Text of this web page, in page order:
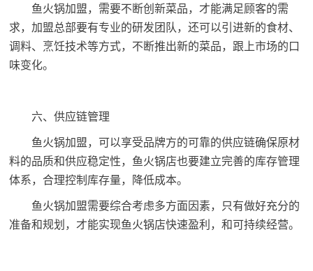
鱼火锅加盟，需要不断创新菜品，才能满足顾客的需
求，加盟总部要有专业的研发团队，还可以引进新的食材、
调料、烹饪技术等方式，不断推出新的菜品，跟上市场的口
味变化。
六、供应链管理
鱼火锅加盟，可以享受品牌方的可靠的供应链确保原材
料的品质和供应稳定性，鱼火锅店也要建立完善的库存管理
体系，合理控制库存量，降低成本。
鱼火锅加盟需要综合考虑多方面因素，只有做好充分的
准备和规划，才能实现鱼火锅店快速盈利，和可持续经营。